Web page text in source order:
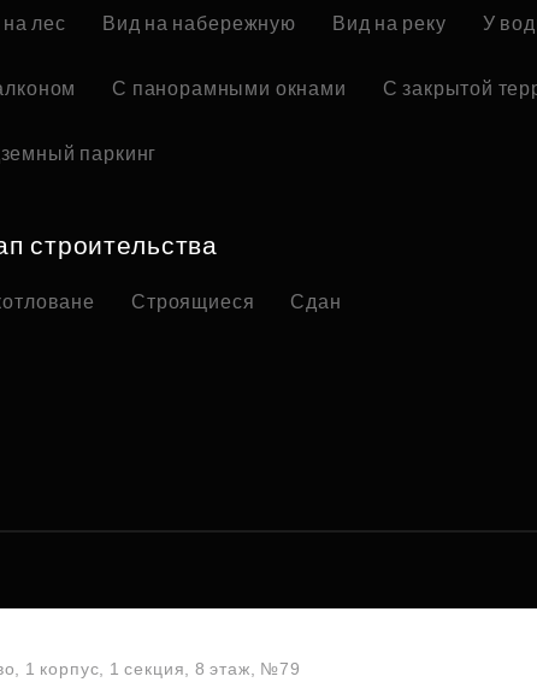
на лес Вид на набережную Вид на реку У
С панорамными окнами С закрытой
паркинг
строительства
Строящиеся Сдан
1 корпус, 1 секция, 8 этаж, №79